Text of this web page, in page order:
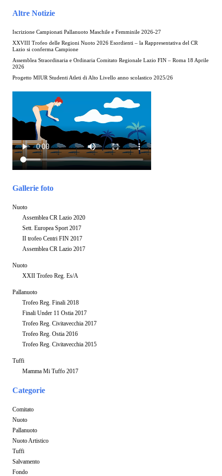
Altre Notizie
Iscrizione Campionati Pallanuoto Maschile e Femminile 2026-27
XXVIII Trofeo delle Regioni Nuoto 2026 Esordienti – la Rappresentativa del CR
Lazio si conferma Campione
Assemblea Straordinaria e Ordinaria Comitato Regionale Lazio FIN – Roma 18 Aprile
2026
Progetto MIUR Studenti Atleti di Alto Livello anno scolastico 2025/26
Gallerie foto
Nuoto
Assemblea CR Lazio 2020
Sett. Europea Sport 2017
II trofeo Centri FIN 2017
Assemblea CR Lazio 2017
Nuoto
XXII Trofeo Reg. Es/A
Pallanuoto
Trofeo Reg. Finali 2018
Finali Under 11 Ostia 2017
Trofeo Reg. Civitavecchia 2017
Trofeo Reg. Ostia 2016
Trofeo Reg. Civitavecchia 2015
Tuffi
Mamma Mi Tuffo 2017
Categorie
Comitato
Nuoto
Pallanuoto
Nuoto Artistico
Tuffi
Salvamento
Fondo